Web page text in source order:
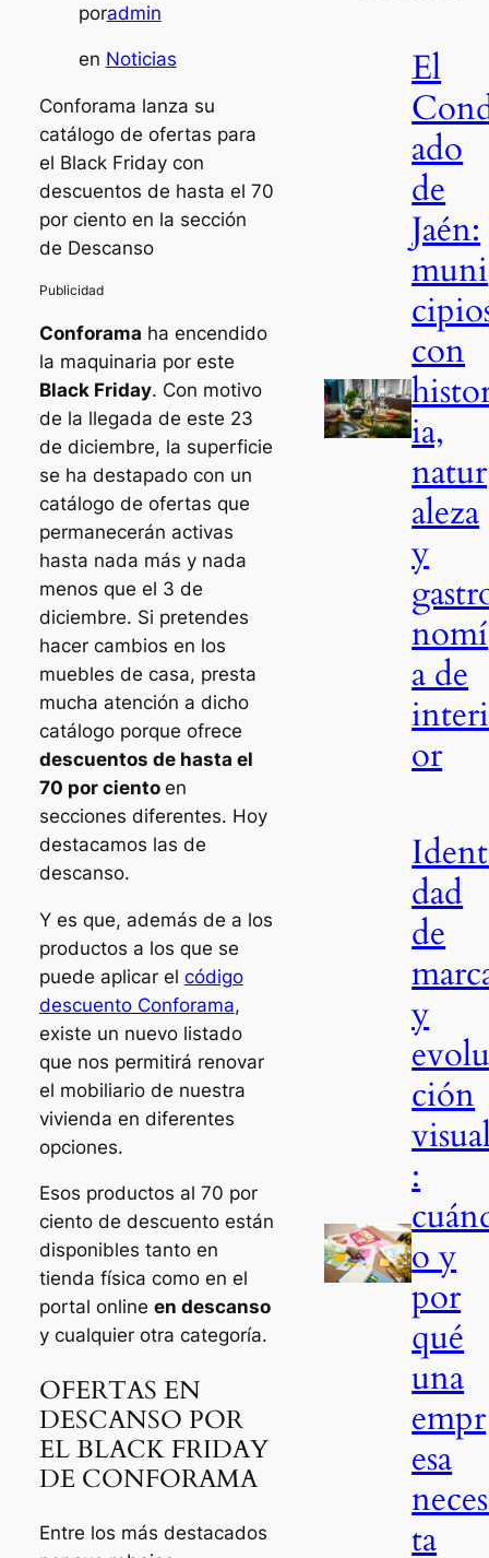
poradmin
en Noticias
Conforama lanza su
catálogo de ofertas para
el Black Friday con
descuentos de hasta el 70
por ciento en la sección
de Descanso
Conforama ha encendido
la maquinaria por este
Black Friday. Con motivo
de la llegada de este 23
de diciembre, la superficie
se ha destapado con un
catálogo de ofertas que
permanecerán activas
hasta nada más y nada
menos que el 3 de
diciembre. Si pretendes
hacer cambios en los
muebles de casa, presta
mucha atención a dicho
catálogo porque ofrece
descuentos de hasta el
70 por ciento en
secciones diferentes. Hoy
destacamos las de
descanso.
Y es que, además de a los
productos a los que se
puede aplicar el código
descuento Conforama,
existe un nuevo listado
que nos permitirá renovar
el mobiliario de nuestra
vivienda en diferentes
opciones.
Esos productos al 70 por
ciento de descuento están
disponibles tanto en
tienda física como en el
portal online en descanso
y cualquier otra categoría.
OFERTAS EN
DESCANSO POR
EL BLACK FRIDAY
DE CONFORAMA
Entre los más destacados
El
ado
de
Jaén:
muni
con
ia,
natur
aleza
y
nomí
a de
interi
or
dad
de
y
ción
:
o y
por
qué
una
empr
esa
ta